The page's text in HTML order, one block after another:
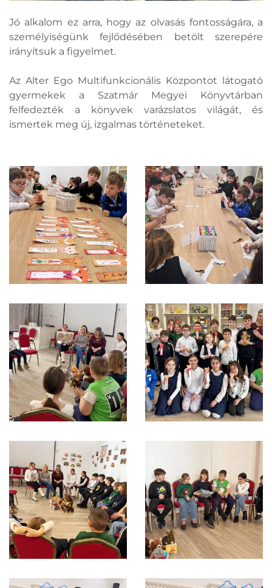
Jó alkalom ez arra, hogy az olvasás fontosságára, a
személyiségünk fejlődésében betölt szerepére
irányítsuk a figyelmet.
Az Alter Ego Multifunkcionális Központot látogató
gyermekek a Szatmár Megyei Könyvtárban
felfedezték a könyvek varázslatos világát, és
ismertek meg új, izgalmas történeteket.